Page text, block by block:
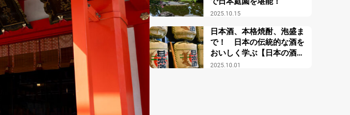
2025.10.15
2025.10.01
日本酒、本格焼酎、泡盛ま
で！ 日本の伝統的な酒を
おいしく学ぶ【日本の酒情
報館】